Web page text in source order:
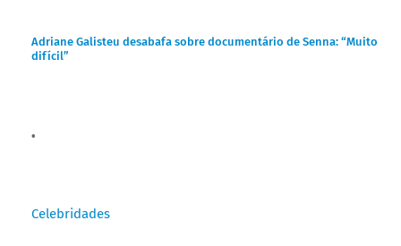
Adriane Galisteu desabafa sobre documentário de Senna: “Muito
difícil”
Celebridades